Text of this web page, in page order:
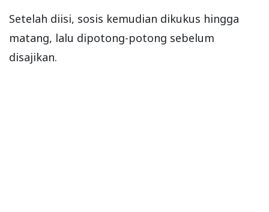
Setelah diisi, sosis kemudian dikukus hingga
matang, lalu dipotong-potong sebelum
disajikan.